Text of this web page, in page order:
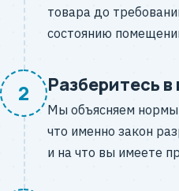
товара до
состоянию
2 Разберитесь
Мы объясняем нормы
что именно закон
и на что вы имеете